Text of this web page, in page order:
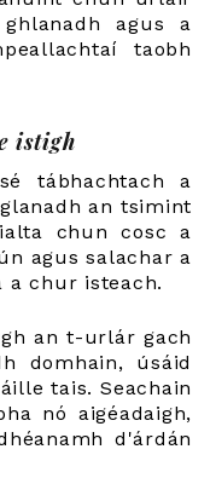
agus a
taobh
istigh
tábhachtach a
an tsimint
chun cosc a
agus salachar a
chur isteach.
an t-urlár gach
domhain, úsáid
tais. Seachain
nó aigéadaigh,
d'árdán